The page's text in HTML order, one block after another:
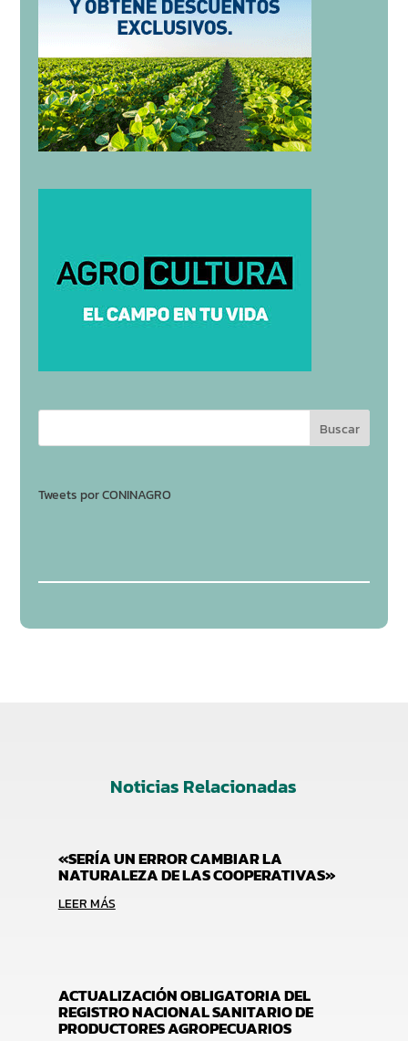
Tweets por CONINAGRO
Noticias Relacionadas
«SERÍA UN ERROR CAMBIAR LA
NATURALEZA DE LAS COOPERATIVAS»
LEER MÁS
ACTUALIZACIÓN OBLIGATORIA DEL
REGISTRO NACIONAL SANITARIO DE
PRODUCTORES AGROPECUARIOS